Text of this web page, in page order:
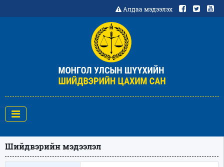
Алдаа мэдээлэх
Шийдвэрийн мэдээлэл